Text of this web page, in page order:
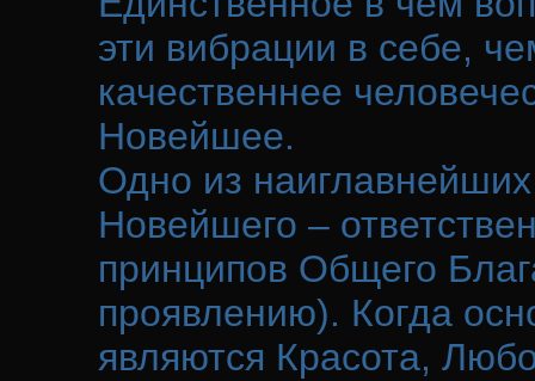
эти вибрации в себе,
качественнее
Новейшее.
Одно из
Новейшего –
принципов Общего
проявлению). Когда
являются Красота,